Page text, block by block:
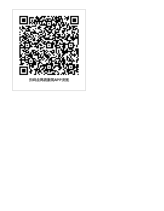
扫码去网易新闻APP浏览